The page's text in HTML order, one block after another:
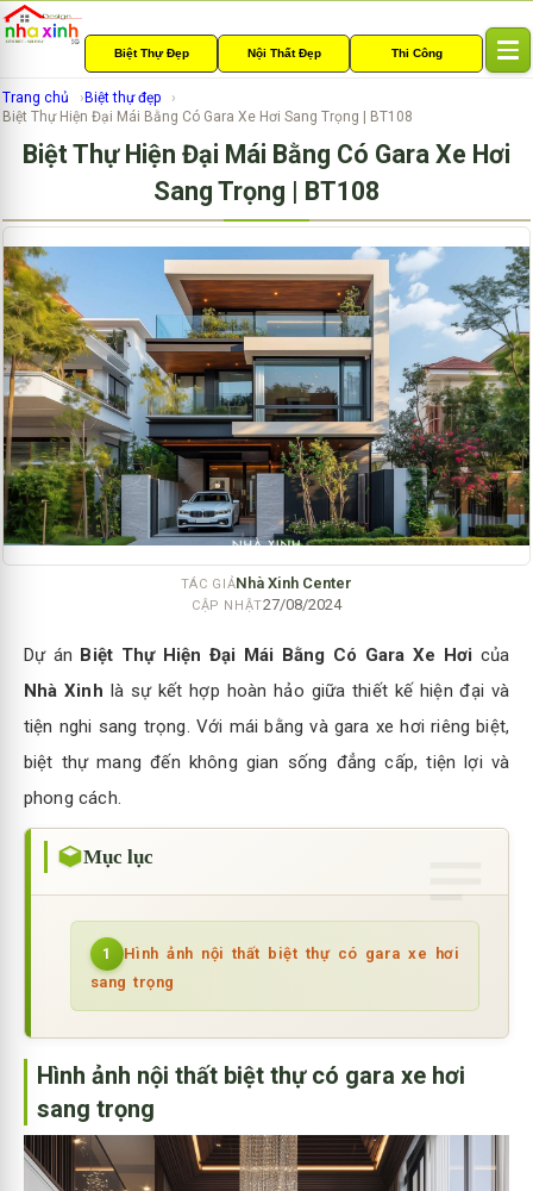
Biệt Thự Đẹp Nội Thất Đẹp Thi Công
l
a
v
i
g
a
i
o
n
Trang chủ
Biệt thự đẹp
Biệt Thự Hiện Đại Mái Bằng Có Gara Xe Hơi Sang Trọng | BT108
Biệt Thự Hiện Đại Mái Bằng Có Gara Xe Hơi
Sang Trọng | BT108
TÁC GIẢNhà Xinh Center
CẬP NHẬT27/08/2024
Dự án Biệt Thự Hiện Đại Mái Bằng Có Gara Xe Hơi của
Nhà Xinh là sự kết hợp hoàn hảo giữa thiết kế hiện đại và
tiện nghi sang trọng. Với mái bằng và gara xe hơi riêng biệt,
biệt thự mang đến không gian sống đẳng cấp, tiện lợi và
phong cách.
Mục lục
1
Hình ảnh nội thất biệt thự có gara xe hơi
sang trọng
Hình ảnh nội thất biệt thự có gara xe hơi
sang trọng